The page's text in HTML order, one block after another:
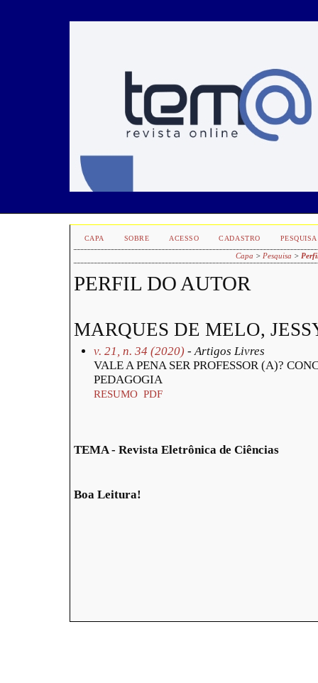
CAPA SOBRE ACESSO CADASTRO PESQUISA
Capa > Pesquisa >
PERFIL DO AUTOR
MARQUES DE MELO,
v. 21, n. 34 (2020) - Artigos Livres
VALE A PENA SER PROFESSOR (A)?
PEDAGOGIA
RESUMO PDF
TEMA - Revista Eletrônica de Ciências
Boa Leitura!